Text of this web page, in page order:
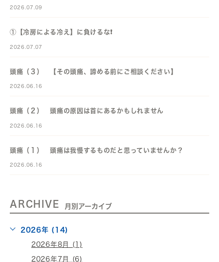
2026.07.09
①【冷房による冷え】に負けるな❗️
2026.07.07
頭痛（３） 【その頭痛、諦める前にご相談ください】
2026.06.16
頭痛（２） 頭痛の原因は首にあるかもしれません
2026.06.16
頭痛（１） 頭痛は我慢するものだと思っていませんか？
2026.06.16
ARCHIVE 月別アーカイブ
2026年 (14)
2026年8月 (1)
2026年7月 (6)